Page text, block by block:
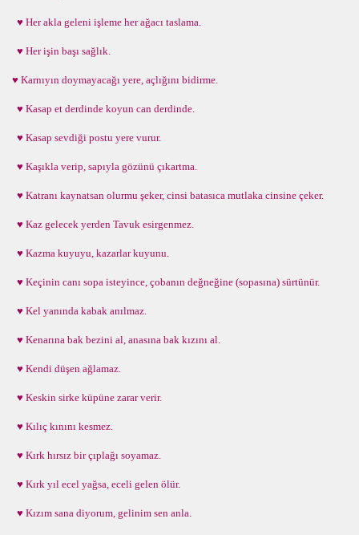
♥ Her akla geleni işleme her ağacı taslama.
♥ Her işin başı sağlık.
♥ Karnıyın doymayacağı yere, açlığını bidirme.
♥ Kasap et derdinde koyun can derdinde.
♥ Kasap sevdiği postu yere vurur.
♥ Kaşıkla verip, sapıyla gözünü çıkartma.
♥ Katranı kaynatsan olurmu şeker, cinsi batasıca mutlaka cinsine çeker.
♥ Kaz gelecek yerden Tavuk esirgenmez.
♥ Kazma kuyuyu, kazarlar kuyunu.
♥ Keçinin canı sopa isteyince, çobanın değneğine (sopasına) sürtünür.
♥ Kel yanında kabak anılmaz.
♥ Kenarına bak bezini al, anasına bak kızını al.
♥ Kendi düşen ağlamaz.
♥ Keskin sirke küpüne zarar verir.
♥ Kılıç kınını kesmez.
♥ Kırk hırsız bir çıplağı soyamaz.
♥ Kırk yıl ecel yağsa, eceli gelen ölür.
♥ Kızım sana diyorum, gelinim sen anla.